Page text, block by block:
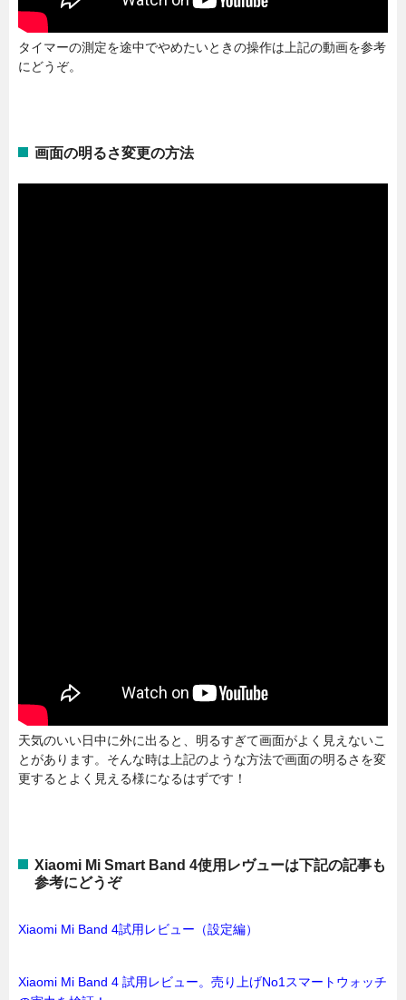
タイマーの測定を途中でやめたいときの操作は上記の動画を参考
にどうぞ。
画面の明るさ変更の方法
天気のいい日中に外に出ると、明るすぎて画面がよく見えないこ
とがあります。そんな時は上記のような方法で画面の明るさを変
更するとよく見える様になるはずです！
Xiaomi Mi Smart Band 4使用レヴューは下記の記事も
参考にどうぞ
Xiaomi Mi Band 4試用レビュー（設定編）
Xiaomi Mi Band 4 試用レビュー。売り上げNo1スマートウォッチ